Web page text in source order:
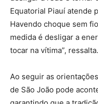
Equatorial Piauí atende
Havendo choque sem
medida é desligar a
tocar na vítima”, ressalta.
Ao seguir as
de São João pode